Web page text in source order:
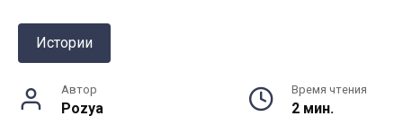
Истории
Автор
Pozya
Время чтения
2 мин.